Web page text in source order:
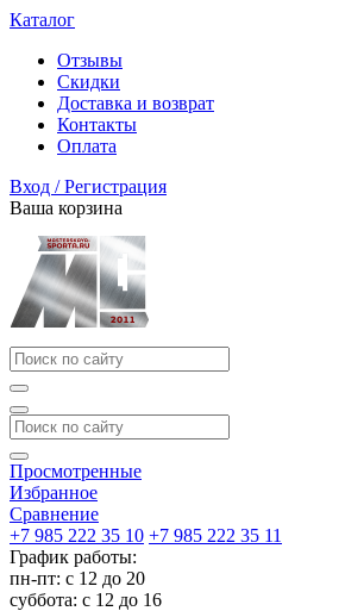
Каталог
Отзывы
Скидки
Доставка и возврат
Контакты
Оплата
Вход / Регистрация
Ваша корзина
Просмотренные
Избранное
Сравнение
+7 985 222 35 10 +7 985 222 35 11
График работы:
пн-пт: с 12 до 20
суббота: c 12 до 16